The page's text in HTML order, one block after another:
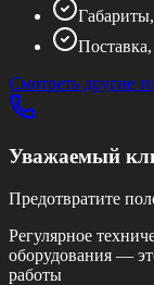
Смотреть другие
Уважаемый
Предотвратите
Регулярное
оборудования —
работы